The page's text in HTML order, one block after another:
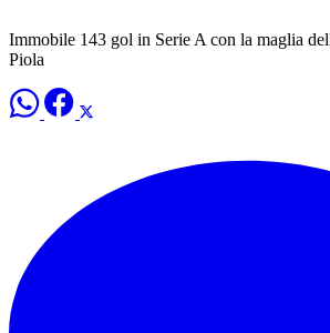
Immobile 143 gol in Serie A con la maglia
Piola